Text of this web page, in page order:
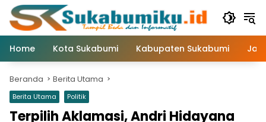
Langsung
konten
Home
Kota Sukabumi Kabupaten Sukabumi
Beranda Berita Utama
Berita Utama Politik
Terpilih Aklamasi, Andri Hidayana